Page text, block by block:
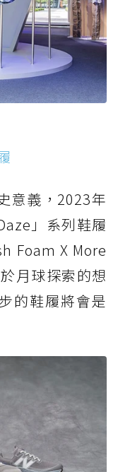
意義，2023年
」系列鞋履
Foam X More
月球探索的想
的鞋履將會是